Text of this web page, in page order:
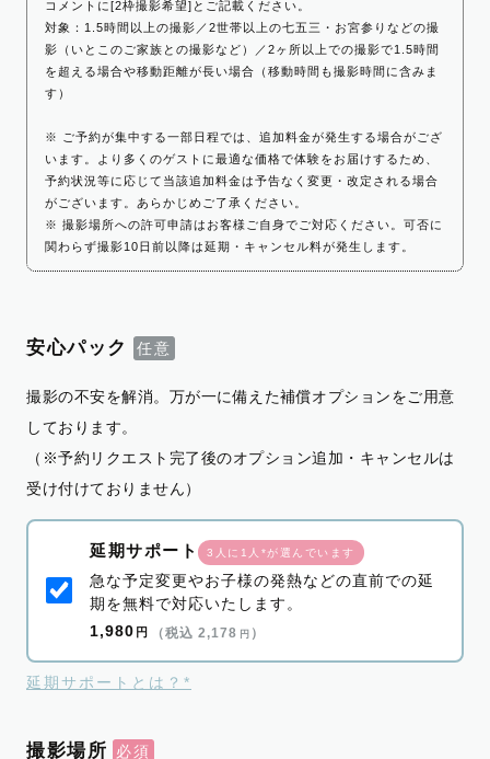
コメントに[2枠撮影希望]とご記載ください。
対象：1.5時間以上の撮影／2世帯以上の七五三・お宮参りなどの撮
影（いとこのご家族との撮影など）／2ヶ所以上での撮影で1.5時間
を超える場合や移動距離が長い場合（移動時間も撮影時間に含みま
す）
※ ご予約が集中する一部日程では、追加料金が発生する場合がござ
います。より多くのゲストに最適な価格で体験をお届けするため、
予約状況等に応じて当該追加料金は予告なく変更・改定される場合
がございます。あらかじめご了承ください。
※ 撮影場所への許可申請はお客様ご自身でご対応ください。可否に
関わらず撮影10日前以降は延期・キャンセル料が発生します。
安心パック
撮影の不安を解消。万が一に備えた補償オプションをご用意
しております。
（※予約リクエスト完了後のオプション追加・キャンセルは
受け付けておりません）
延期サポート 3人に1人*が選んでいます
急な予定変更やお子様の発熱などの直前での延
期を無料で対応いたします。
1,980 円 （税込 2,178 円 ）
延期サポートとは？*
撮影場所